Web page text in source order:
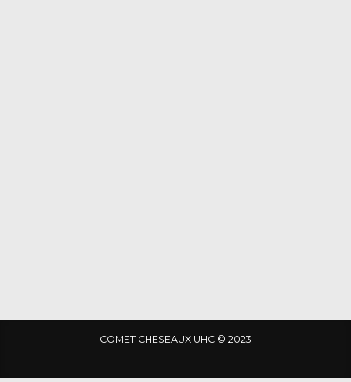
COMET CHESEAUX UHC © 2023